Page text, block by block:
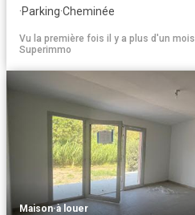
·Parking·Cheminée
Vu la première fois il y a plus d'un mois
Superimmo
Maison·à louer